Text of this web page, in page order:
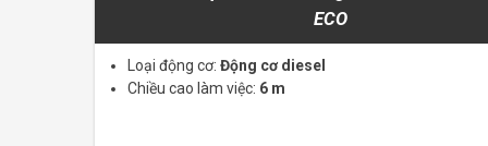
ECO
Loại động cơ: Động cơ diesel
Chiều cao làm việc: 6 m